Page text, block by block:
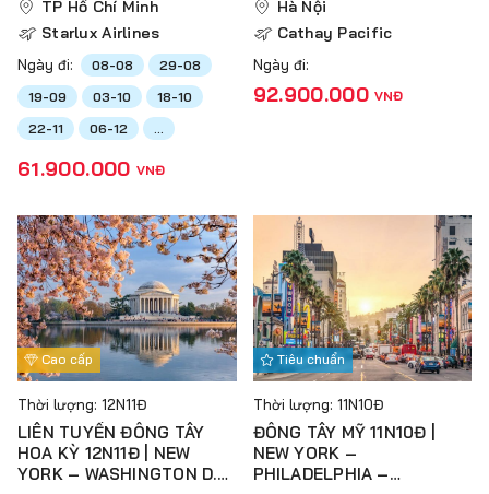
TP Hồ Chí Minh
Starlux Airlines
Ngày đi: 08-08
29-08
19-09
03-10
18-10
22-11
06-12 ...
61.900.000 VNĐ
Hà Nội
Cathay Pacific
Ngày đi:
92.900.000 VNĐ
Cao cấp
Thời lượng: 12N11Đ
LIÊN TUYẾN ĐÔNG TÂY
HOA KỲ 12N11Đ | NEW
YORK – WASHINGTON D.C
Tiêu chuẩn
Thời lượng: 11N10Đ
ĐÔNG TÂY MỸ 11N10Đ |
NEW YORK –
PHILADELPHIA –